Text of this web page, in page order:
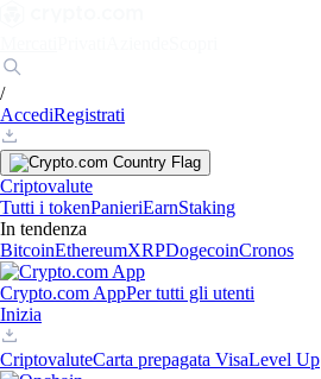
/
AccediRegistrati
Criptovalute
Tutti i tokenPanieriEarnStaking
In tendenza
BitcoinEthereumXRPDogecoinCronos
Crypto.com AppPer tutti gli utenti
Inizia
CriptovaluteCarta prepagata VisaLevel Up